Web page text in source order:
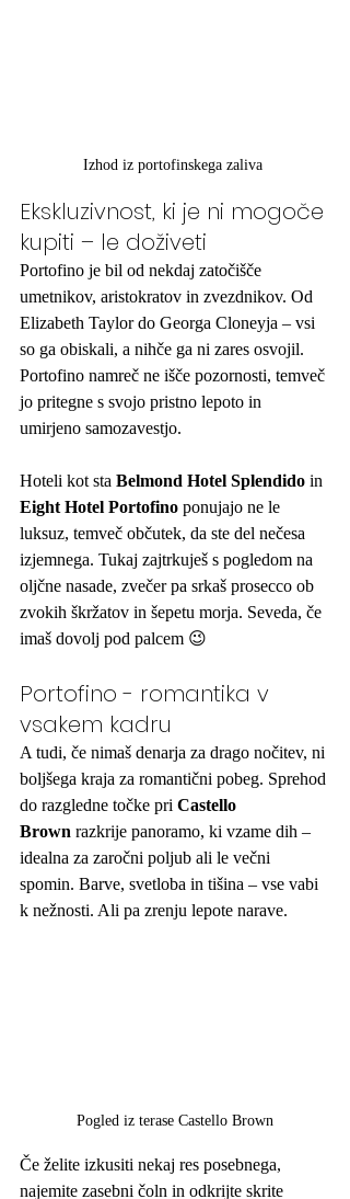
Izhod iz portofinskega zaliva
Ekskluzivnost, ki je ni mogoče
kupiti – le doživeti
Portofino je bil od nekdaj zatočišče
umetnikov, aristokratov in zvezdnikov. Od
Elizabeth Taylor do Georga Cloneyja – vsi
so ga obiskali, a nihče ga ni zares osvojil.
Portofino namreč ne išče pozornosti, temveč
jo pritegne s svojo pristno lepoto in
umirjeno samozavestjo.
Hoteli kot sta Belmond Hotel Splendido in
Eight Hotel Portofino ponujajo ne le
luksuz, temveč občutek, da ste del nečesa
izjemnega. Tukaj zajtrkuješ s pogledom na
oljčne nasade, zvečer pa srkaš prosecco ob
zvokih škržatov in šepetu morja. Seveda, če
imaš dovolj pod palcem 😉
Portofino - romantika v
vsakem kadru
A tudi, če nimaš denarja za drago nočitev, ni
boljšega kraja za romantični pobeg. Sprehod
do razgledne točke pri Castello
Brown razkrije panoramo, ki vzame dih –
idealna za zaročni poljub ali le večni
spomin. Barve, svetloba in tišina – vse vabi
k nežnosti. Ali pa zrenju lepote narave.
Pogled iz terase Castello Brown
Če želite izkusiti nekaj res posebnega,
najemite zasebni čoln in odkrijte skrite